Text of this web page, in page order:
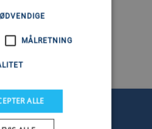
MÅLRETNING
ALLE